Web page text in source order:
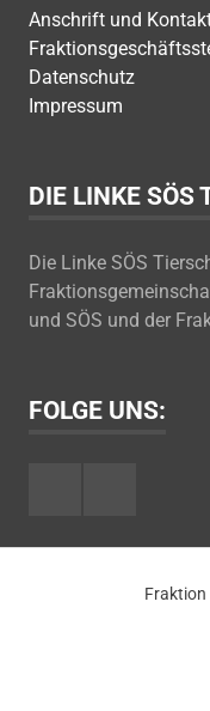
Anschrift und
Datenschutz
Impressum
DIE LINKE SÖS
Die Linke SÖS
und SÖS und der
FOLGE UNS:
Fraktion